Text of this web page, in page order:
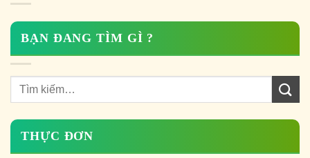
BẠN ĐANG TÌM GÌ ?
THỰC ĐƠN